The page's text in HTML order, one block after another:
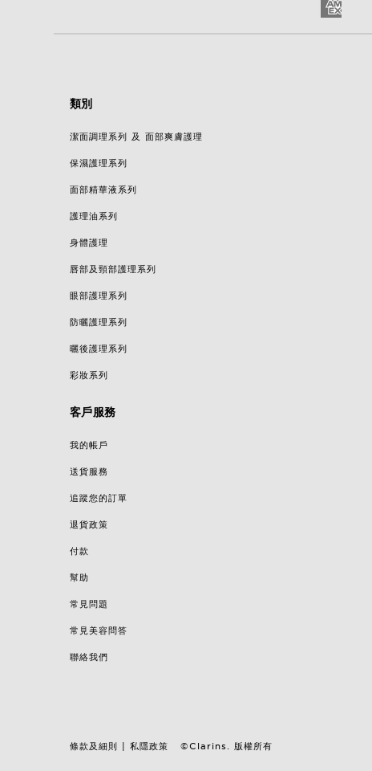
類別
潔面調理系列 及 面部爽膚護理
保濕護理系列
面部精華液系列
護理油系列
身體護理
唇部及頸部護理系列
眼部護理系列
防曬護理系列
曬後護理系列
彩妝系列
客戶服務
我的帳戶
送貨服務
追蹤您的訂單
退貨政策
付款
幫助
常見問題
常見美容問答
聯絡我們
條款及細則 私隱政策 ©Clarins. 版權所有